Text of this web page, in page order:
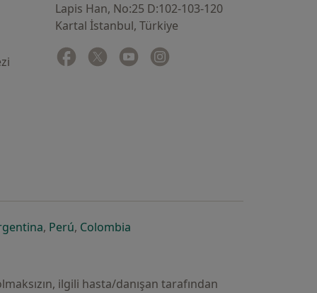
Lapis Han, No:25 D:102-103-120
Kartal İstanbul, Türkiye
Facebook
yeni bir sekmede açılır
Twitter
yeni bir sekmede açılır
Youtube
yeni bir sekmede açılır
açılıraçılır
bir sekmede açılır
yeni bir sekmede açılır
, Perúyeni bir sekmede açılır
, Colombiayeni bir sekmede açılır
ilgili hasta/danışan tarafından